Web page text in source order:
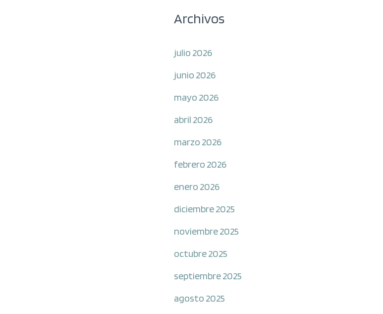
Archivos
julio 2026
junio 2026
mayo 2026
abril 2026
marzo 2026
febrero 2026
enero 2026
diciembre 2025
noviembre 2025
octubre 2025
septiembre 2025
agosto 2025